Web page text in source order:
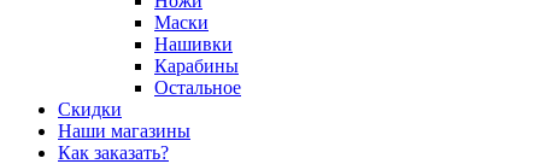
Маски
Нашивки
Карабины
Остальное
Скидки
Наши магазины
Как заказать?